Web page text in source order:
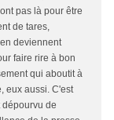
pas là pour être
de tares,
deviennent
faire rire à bon
qui aboutit à
eux aussi. C'est
de